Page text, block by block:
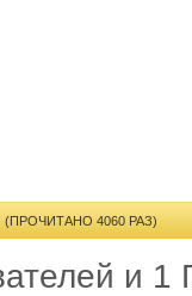
4060 РАЗ)
и 1